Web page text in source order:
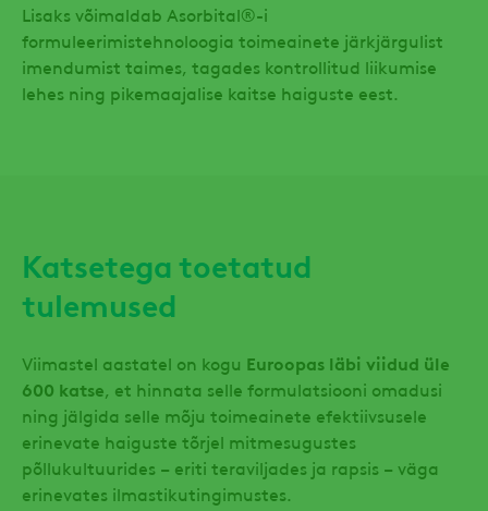
Lisaks võimaldab Asorbital®-i
formuleerimistehnoloogia toimeainete järkjärgulist
imendumist taimes, tagades kontrollitud liikumise
lehes ning pikemaajalise kaitse haiguste eest.
Katsetega toetatud
tulemused
Viimastel aastatel on kogu Euroopas läbi viidud üle
600 katse, et hinnata selle formulatsiooni omadusi
ning jälgida selle mõju toimeainete efektiivsusele
erinevate haiguste tõrjel mitmesugustes
põllukultuurides – eriti teraviljades ja rapsis – väga
erinevates ilmastikutingimustes.